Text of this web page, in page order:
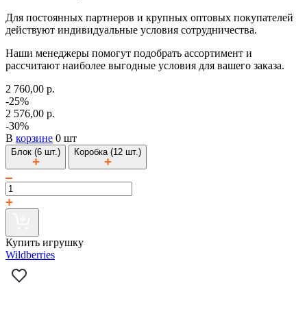
Для постоянных партнеров и крупных оптовых покупателей
действуют индивидуальные условия сотрудничества.
Наши менеджеры помогут подобрать ассортимент и
рассчитают наиболее выгодные условия для вашего заказа.
2 760,00 р.
-25%
2 576,00 р.
-30%
В корзине 0 шт
Блок (6 шт.) Коробка (12 шт.)
Купить игрушку
Wildberries